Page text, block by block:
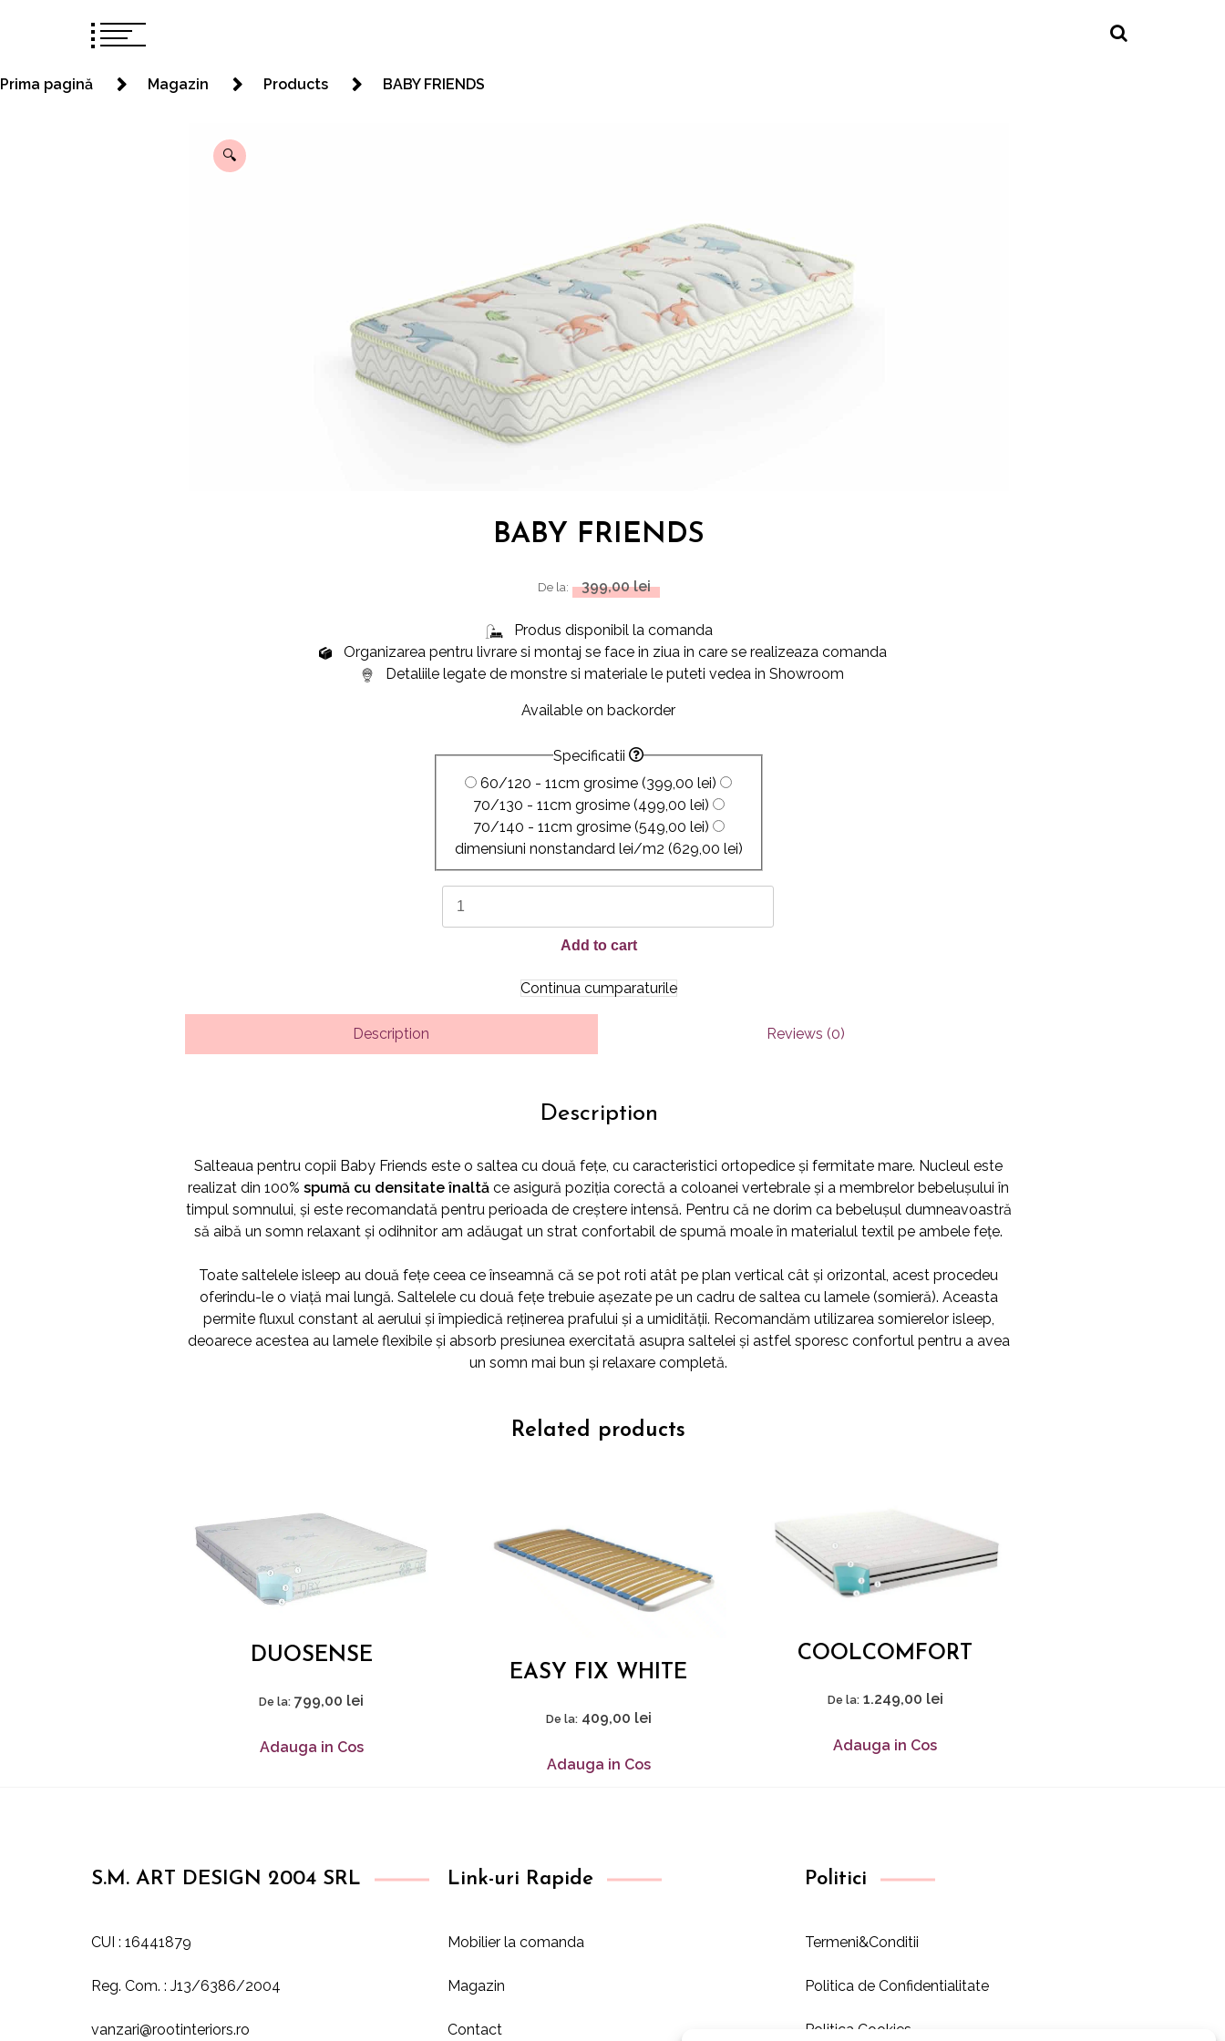
Prima pagină Magazin Products BABY FRIENDS
🔍
BABY FRIENDS
De la: 399,00lei
Produs disponibil la comanda
Organizarea pentru livrare si montaj se face in ziua in care se realizeaza comanda
Detaliile legate de monstre si materiale le puteti vedea in Showroom
Available on backorder
Specificatii
60/120 - 11cm grosime(399,00 lei)
70/130 - 11cm grosime (499,00 lei)
70/140 - 11cm grosime (549,00 lei)
dimensiuni nonstandard lei/m2 (629,00 lei)
FRIENDS
Add to cart
Continua cumparaturile
Description Reviews (0)
Description
Salteaua pentru copii Baby Friends este o saltea cu două fețe, cu caracteristici ortopedice și fermitate mare. Nucleul este
realizat din 100%spumă cu densitate înaltă ce asigură poziția corectă a coloanei vertebrale și a membrelor bebelușului în
timpul somnului, și este recomandată pentru perioada de creștere intensă. Pentru că ne dorim ca bebelușul dumneavoastră
să aibă un somn relaxant și odihnitor am adăugat un strat confortabil de spumă moale în materialul textil pe ambele fețe.
Toate saltelele isleep au două fețe ceea ce înseamnă că se pot roti atât pe plan vertical cât și orizontal, acest procedeu
oferindu-le o viață mai lungă. Saltelele cu două fețe trebuie așezate pe un cadru de saltea cu lamele (somieră). Aceasta
permite fluxul constant al aerului și împiedică reținerea prafului și a umidității. Recomandăm utilizarea somierelor isleep,
deoarece acestea au lamele flexibile și absorb presiunea exercitată asupra saltelei și astfel sporesc confortul pentru a avea
un somn mai bun și relaxare completă.
Related products
DUOSENSE
De la: 799,00 lei
Adauga in Cos
EASY FIX WHITE
De la: 409,00 lei
Adauga in Cos
COOLCOMFORT
De la: 1.249,00 lei
Adauga in Cos
S.M. ART DESIGN 2004 SRL
CUI : 16441879
Reg. Com. : J13/6386/2004
vanzari@rootinteriors.ro
Link-uri Rapide
Mobilier la comanda
Magazin
Contact
Politici
Termeni&Conditii
Politica de Confidentialitate
Politica Cookies